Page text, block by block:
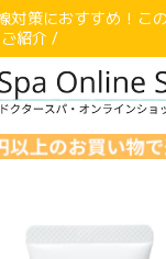
対策におすすめ！こ
紹介 /